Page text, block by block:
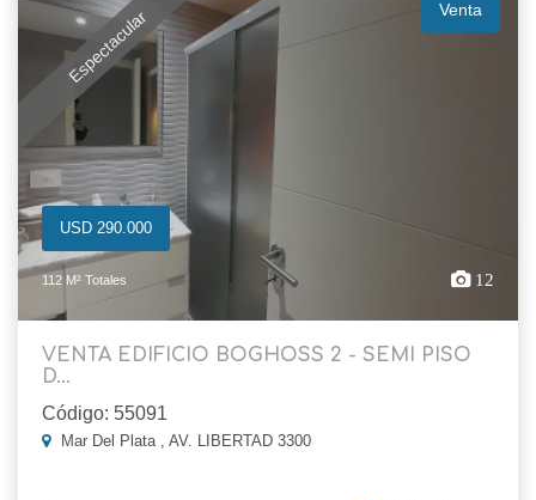
Espectacular Venta
USD 290.000
112 M² Totales 12
VENTA EDIFICIO BOGHOSS 2 - SEMI PISO
D...
Código: 55091
Mar Del Plata , AV. LIBERTAD 3300